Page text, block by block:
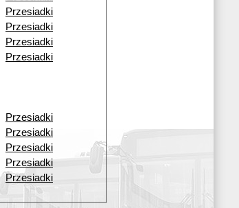
Przesiadki
Przesiadki
Przesiadki
Przesiadki
Przesiadki
Przesiadki
Przesiadki
Przesiadki
Przesiadki